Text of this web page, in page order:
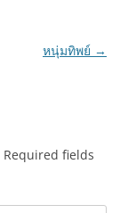
หนุ่มทิพย์ →
Required fields